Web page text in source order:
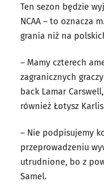
Ten sezon będzie
NCAA – to oznacza
grania niż na
– Mamy czterech
zagranicznych
back Lamar
również Łotysz
– Nie podpisujemy
przeprowadzeniu
utrudnione, bo z
Samel.